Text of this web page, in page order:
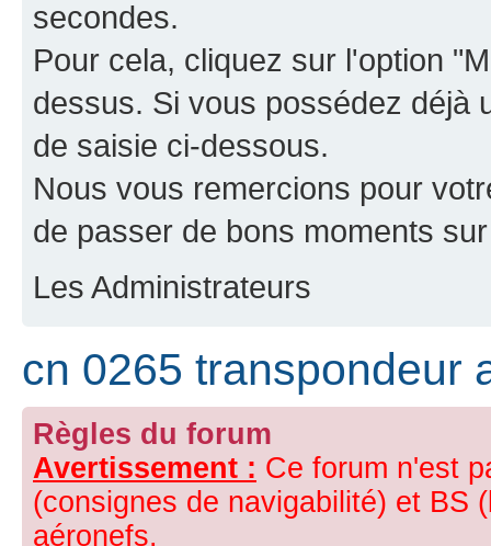
secondes.
Pour cela, cliquez sur l'option
dessus. Si vous possédez déjà
de saisie ci-dessous.
Nous vous remercions pour
de passer de bons moments
Les Administrateurs
cn 0265 transpondeur
Règles du forum
Avertissement : Ce forum n'est
(consignes de navigabilité) et BS
aéronefs.